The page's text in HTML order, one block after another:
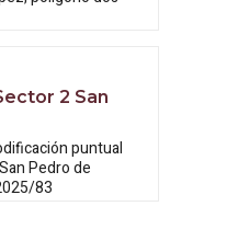
2 San
puntual
Pedro de
83